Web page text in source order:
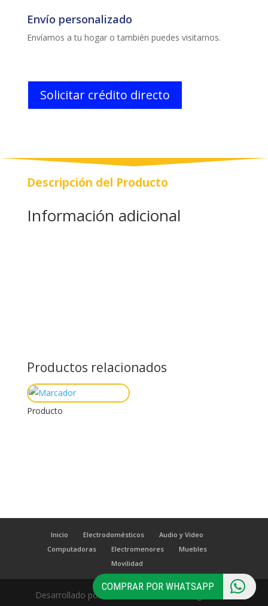
Envío personalizado
Envíamos a tu hogar o también puedes visitarnos.
Solicitar crédito directo
Descripción del Producto
Información adicional
Productos relacionados
Producto
Inicio Electrodomésticos
Audio y Video
Computadoras
Electromenores
Muebles
Movilidad
Desarrollado por www.mkt360digital.com
COMPRAR POR WHATSAPP